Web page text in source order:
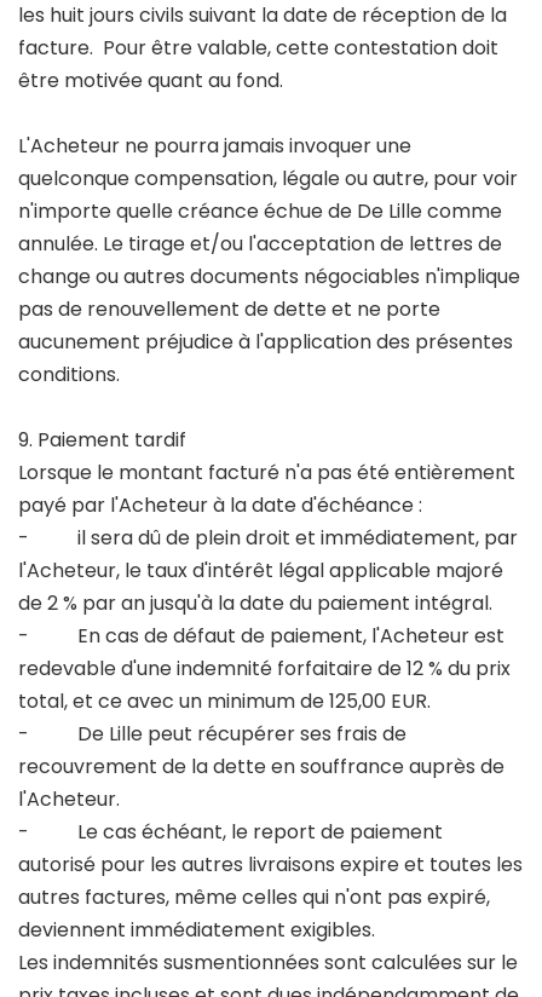
les huit jours civils suivant la date de réception de la
facture. Pour être valable, cette contestation doit
être motivée quant au fond.
L'Acheteur ne pourra jamais invoquer une
quelconque compensation, légale ou autre, pour voir
n'importe quelle créance échue de De Lille comme
annulée. Le tirage et/ou l'acceptation de lettres de
change ou autres documents négociables n'implique
pas de renouvellement de dette et ne porte
aucunement préjudice à l'application des présentes
conditions.
9. Paiement tardif
Lorsque le montant facturé n'a pas été entièrement
payé par l'Acheteur à la date d'échéance :
- il sera dû de plein droit et immédiatement, par
l'Acheteur, le taux d'intérêt légal applicable majoré
de 2 % par an jusqu'à la date du paiement intégral.
- En cas de défaut de paiement, l'Acheteur est
redevable d'une indemnité forfaitaire de 12 % du prix
total, et ce avec un minimum de 125,00 EUR.
- De Lille peut récupérer ses frais de
recouvrement de la dette en souffrance auprès de
l'Acheteur.
- Le cas échéant, le report de paiement
autorisé pour les autres livraisons expire et toutes les
autres factures, même celles qui n'ont pas expiré,
deviennent immédiatement exigibles.
Les indemnités susmentionnées sont calculées sur le